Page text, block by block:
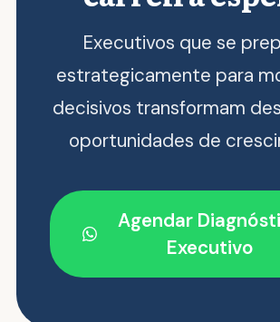
Executivos que se
estrategicamente para
decisivos transformam
oportunidades de
Agendar
Executivo